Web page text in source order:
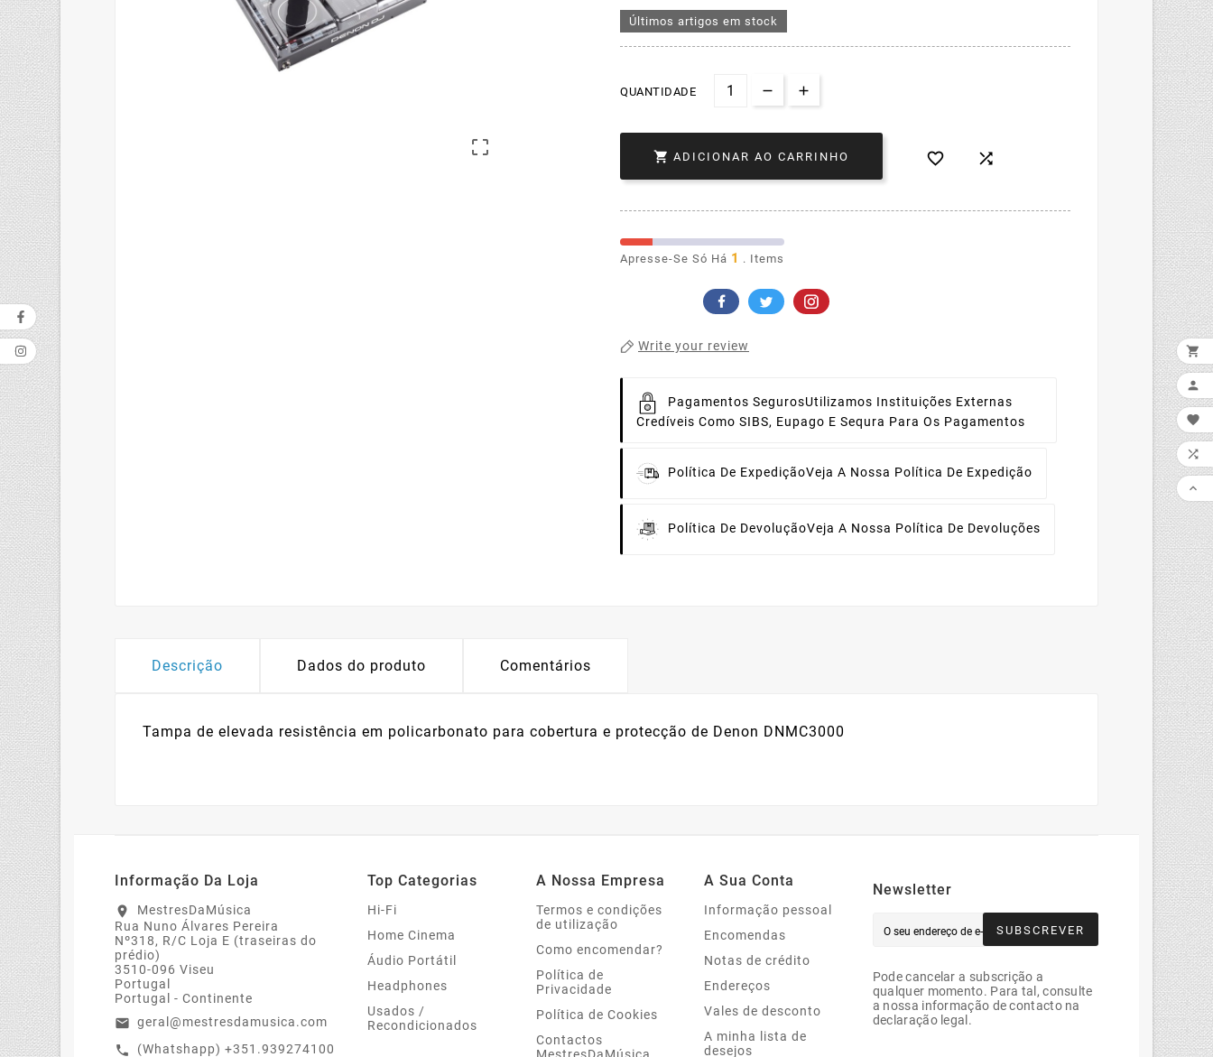

Últimos artigos em stock
QUANTIDADE
 ADICIONAR AO CARRINHO  
Apresse-Se Só Há 1 . Items
Write your review
Pagamentos SegurosUtilizamos Instituições Externas
Credíveis Como SIBS, Eupago E Sequra Para Os Pagamentos
Política De ExpediçãoVeja A Nossa Política De Expedição
Política De DevoluçãoVeja A Nossa Política De Devoluções
Descrição Dados do produto Comentários
Tampa de elevada resistência em policarbonato para cobertura e protecção de Denon DNMC3000
Informação Da Loja
location_on
MestresDaMúsica
Rua Nuno Álvares Pereira
Nº318, R/C Loja E (traseiras do
prédio)
3510-096 Viseu
Portugal
Portugal - Continente
email geral@mestresdamusica.com
call (Whatshapp) +351.939274100
Top Categorias
Hi-Fi
Home Cinema
Áudio Portátil
Headphones
Usados /
Recondicionados
A Nossa Empresa
Termos e condições
de utilização
Como encomendar?
Política de
Privacidade
Política de Cookies
Contactos
A Sua Conta
Informação pessoal
Encomendas
Notas de crédito
Endereços
Vales de desconto
A minha lista de
desejos
Newsletter
SUBSCREVER
Pode cancelar a subscrição a
qualquer momento. Para tal, consulte
a nossa informação de contacto na
declaração legal.




